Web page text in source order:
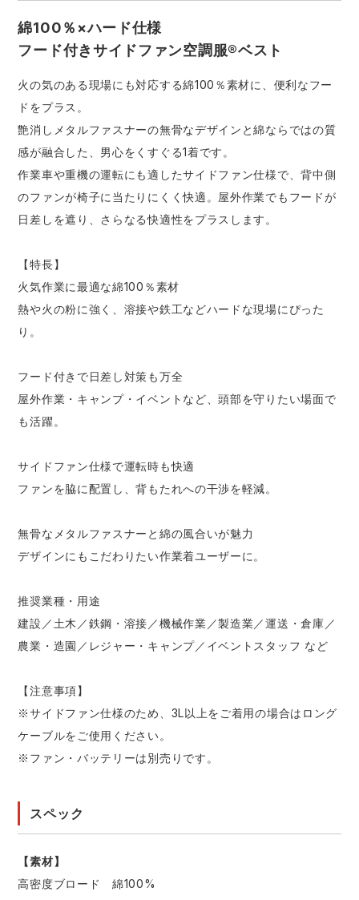
綿100％×ハード仕様
フード付きサイドファン空調服®ベスト
火の気のある現場にも対応する綿100％素材に、便利なフー
ドをプラス。
艶消しメタルファスナーの無骨なデザインと綿ならではの質
感が融合した、男心をくすぐる1着です。
作業車や重機の運転にも適したサイドファン仕様で、背中側
のファンが椅子に当たりにくく快適。屋外作業でもフードが
日差しを遮り、さらなる快適性をプラスします。
【特長】
火気作業に最適な綿100％素材
熱や火の粉に強く、溶接や鉄工などハードな現場にぴった
り。
フード付きで日差し対策も万全
屋外作業・キャンプ・イベントなど、頭部を守りたい場面で
も活躍。
サイドファン仕様で運転時も快適
ファンを脇に配置し、背もたれへの干渉を軽減。
無骨なメタルファスナーと綿の風合いが魅力
デザインにもこだわりたい作業着ユーザーに。
推奨業種・用途
建設／土木／鉄鋼・溶接／機械作業／製造業／運送・倉庫／
農業・造園／レジャー・キャンプ／イベントスタッフ など
【注意事項】
※サイドファン仕様のため、3L以上をご着用の場合はロング
ケーブルをご使用ください。
※ファン・バッテリーは別売りです。
スペック
【素材】
高密度ブロード 綿100%